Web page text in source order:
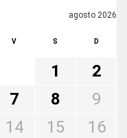
agosto 2026
V S D
1
2
7 8
9
14 15
16